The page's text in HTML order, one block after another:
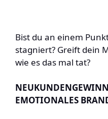
Bist du an einem
stagniert? Greift dein
wie es das mal tat?
EMOTIONALES